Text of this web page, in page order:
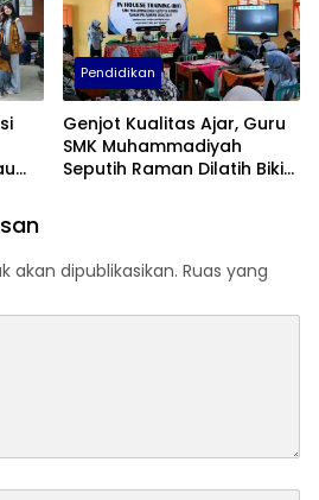
Pendidikan
Genjot Kualitas Ajar, Guru
SMK Muhammadiyah
Seputih Raman Dilatih Bikin
akan dipublikasikan. Ruas yang